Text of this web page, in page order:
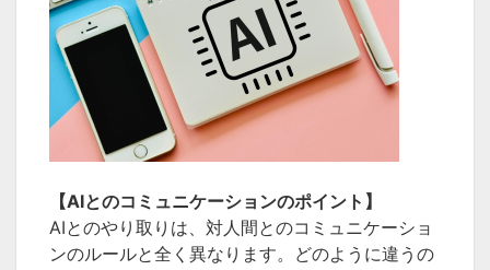
【AIとのコミュニケーションのポイント】
AIとのやり取りは、対人間とのコミュニケーショ
ンのルールと全く異なります。どのように違うの